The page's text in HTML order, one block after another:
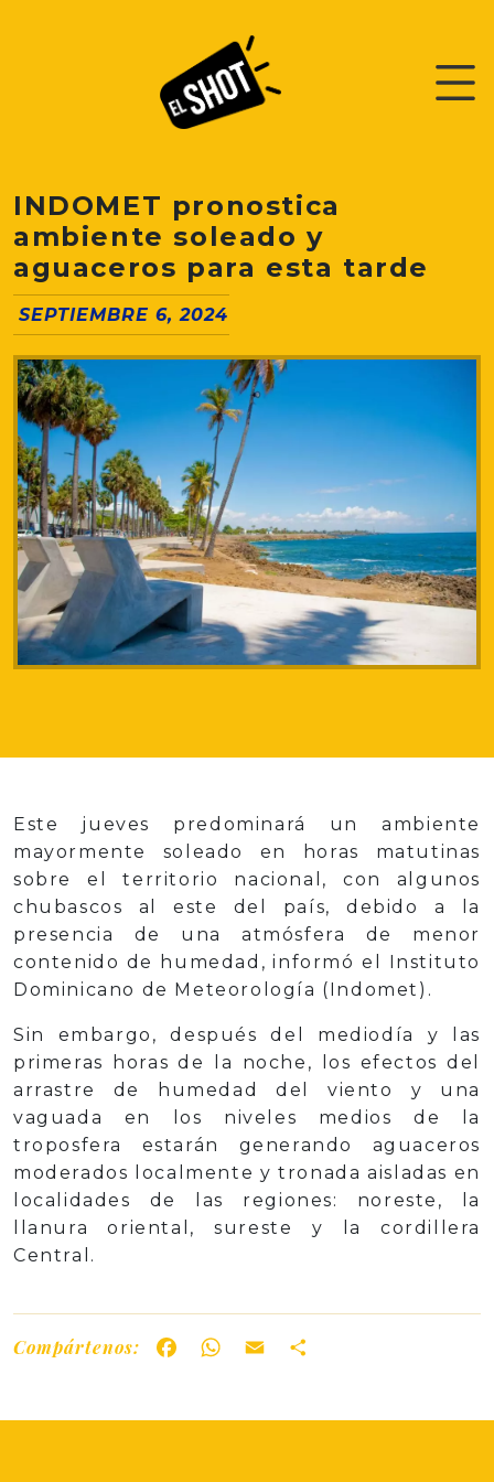
INDOMET pronostica
ambiente soleado y
aguaceros para esta tarde
SEPTIEMBRE 6, 2024
Este jueves predominará un ambiente
mayormente soleado en horas matutinas
sobre el territorio nacional, con algunos
chubascos al este del país, debido a la
presencia de una atmósfera de menor
contenido de humedad, informó el Instituto
Dominicano de Meteorología (Indomet).
Sin embargo, después del mediodía y las
primeras horas de la noche, los efectos del
arrastre de humedad del viento y una
vaguada en los niveles medios de la
troposfera estarán generando aguaceros
moderados localmente y tronada aisladas en
localidades de las regiones: noreste, la
llanura oriental, sureste y la cordillera
Central.
Compártenos: FacebookWhatsApp
Email